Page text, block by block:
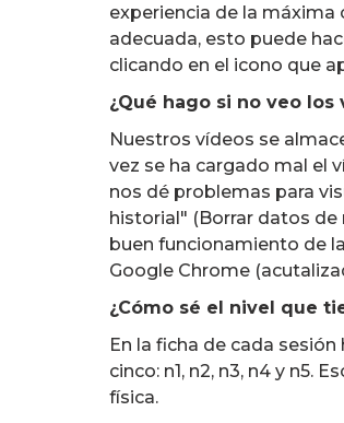
experiencia de la máxima
adecuada, esto puede
clicando en el icono que
¿Qué hago si no veo
Nuestros vídeos se
vez se ha cargado mal el
nos dé problemas para
historial" (Borrar datos de
buen funcionamiento de
Google Chrome
¿Cómo sé el nivel que
En la ficha de cada
cinco: n1, n2, n3, n4 y n5.
física.